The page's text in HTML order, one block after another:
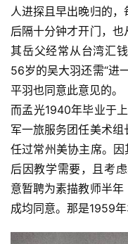
人进探且早出晚归的
后隔十分钟才开门，
其岳父经常从台湾汇
56岁的吴大羽还需“进
平羽也同意此意见的。
而孟光1940年毕业于
军一旅服务团任美术
任过常州美协主席。因
后因教学需要，且考
意暂聘为素描教师半
成均同意。那是1959年